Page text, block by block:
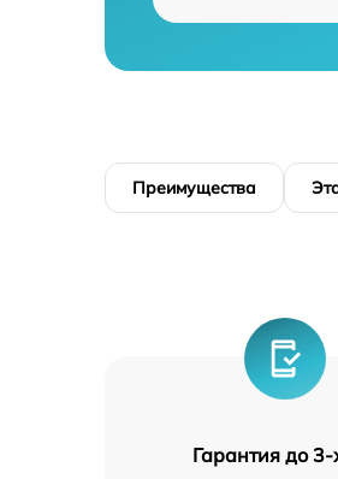
Преимущества
Гарантия до 3-